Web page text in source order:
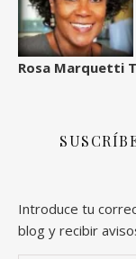
Rosa Marquetti
Introduce tu
blog y recibir